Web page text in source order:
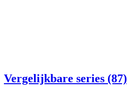
Vergelijkbare series (87)